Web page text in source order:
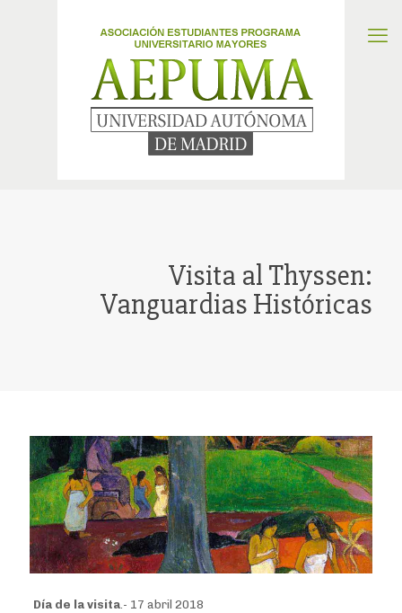
Visita al Thyssen:
Vanguardias Históricas
Día de la visita.- 17 abril 2018